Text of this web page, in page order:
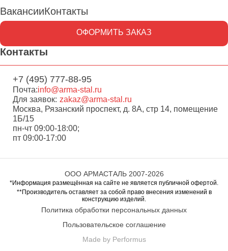
ВакансииКонтакты
ОФОРМИТЬ ЗАКАЗ
Контакты
+7 (495) 777-88-95
Почта:info@arma-stal.ru
Для заявок: zakaz@arma-stal.ru
Москва, Рязанский проспект, д. 8А, стр 14, помещение
1Б/15
пн-чт 09:00-18:00;
пт 09:00-17:00
ООО АРМАСТАЛЬ 2007-2026
*Информация размещённая на сайте не является публичной офертой.
**Производитель оставляет за собой право внесения изменений в
конструкцию изделий.
Политика обработки персональных данных
Пользовательское соглашение
Made by Performus
Перейти в корзину